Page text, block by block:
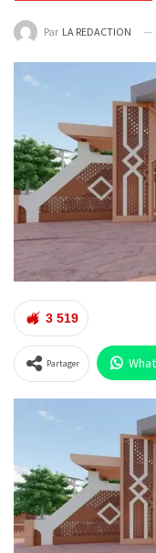
Par LA REDACTION
3 519
Partager